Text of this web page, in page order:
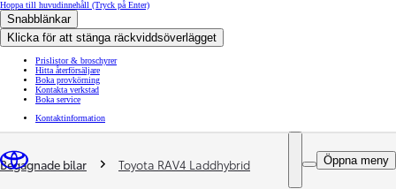
Hoppa till huvudinnehåll (Tryck på Enter)
Snabblänkar
Klicka för att stänga räckviddsöverlägget
Prislistor & broschyrer
Hitta återförsäljare
Boka provkörning
Kontakta verkstad
Boka service
Kontaktinformation
Öppna meny
You are here
Begagnade bilar Toyota RAV4 Laddhybrid